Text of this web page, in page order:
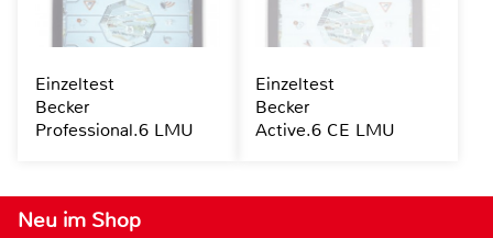
Neu im Shop
Einzeltest
Becker
Professional.6 LMU
Einzeltest
Becker
Active.6 CE LMU